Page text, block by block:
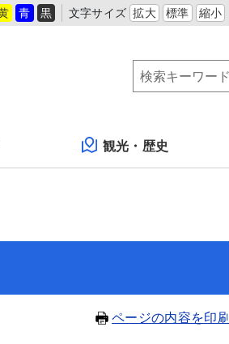
青 黒 文字サイズ 拡大 標準 縮小
観光・歴史
ページの内容を印刷